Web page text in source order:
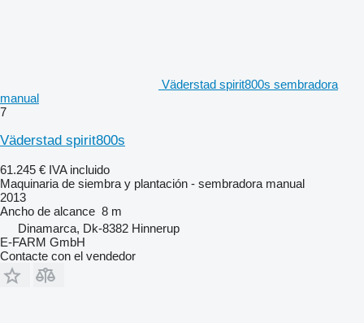
Väderstad spirit800s sembradora
manual
7
Väderstad spirit800s
61.245 € IVA incluido
Maquinaria de siembra y plantación - sembradora manual
2013
Ancho de alcance 8 m
Dinamarca, Dk-8382 Hinnerup
E-FARM GmbH
Contacte con el vendedor